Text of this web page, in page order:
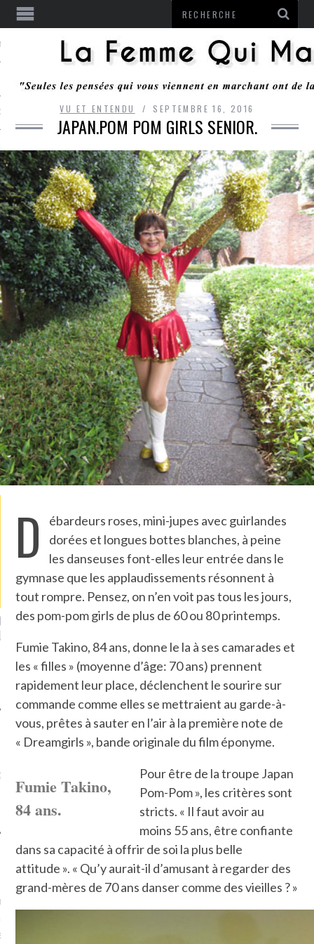
RESTER
MONROZIER
ARCACHON
LA PHOTO
ATTACHÉS À LA
DE L’AMBASSADE
À PARIS. POURQUOI
? POUR QUI ?
UN GRONDIN FOURRÉ AUX
LARDONS DANS LA HALLE
DE DAX. ET POURQUOI PAS
?
SUR FACEBOOK
QUI MARCHE
conquis mais en
VU ET ENTENDU SEPTEMBRE 16, 2016
JAPAN.POM POM GIRLS SENIOR.
D
ébardeurs roses, mini-jupes avec guirlandes
dorées et longues bottes blanches, à peine
les danseuses font-elles leur entrée dans le
gymnase que les applaudissements résonnent à
tout rompre. Pensez, on n’en voit pas tous les jours,
des pom-pom girls de plus de 60 ou 80 printemps.
Fumie Takino, 84 ans, donne le la à ses camarades et
les « filles » (moyenne d’âge: 70 ans) prennent
rapidement leur place, déclenchent le sourire sur
commande comme elles se mettraient au garde-à-
vous, prêtes à sauter en l’air à la première note de
« Dreamgirls », bande originale du film éponyme.
Fumie Takino,
84 ans.
Pour être de la troupe Japan
Pom-Pom », les critères sont
stricts. « Il faut avoir au
moins 55 ans, être confiante
dans sa capacité à offrir de soi la plus belle
attitude ». « Qu’y aurait-il d’amusant à regarder des
grand-mères de 70 ans danser comme des vieilles ? »